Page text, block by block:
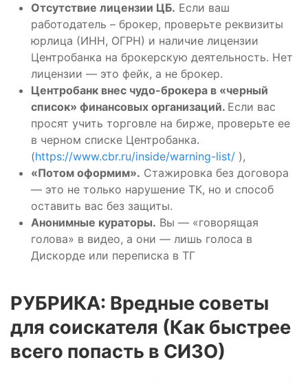
Отсутствие лицензии ЦБ. Если ваш
работодатель – брокер, проверьте реквизиты
юрлица (ИНН, ОГРН) и наличие лицензии
Центробанка на брокерскую деятельность. Нет
лицензии — это фейк, а не брокер.
Центробанк внес чудо-брокера в «черный
список» финансовых организаций. Если вас
просят учить торговле на бирже, проверьте ее
в черном списке Центробанка.
(https://www.cbr.ru/inside/warning-list/ ),
«Потом оформим». Стажировка без договора
— это не только нарушение ТК, но и способ
оставить вас без защиты.
Анонимные кураторы. Вы — «говорящая
голова» в видео, а они — лишь голоса в
Дискорде или переписка в ТГ
️РУБРИКА: Вредные советы
для соискателя (Как быстрее
всего попасть в СИЗО)